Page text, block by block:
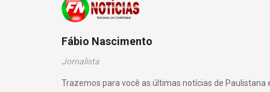
Fábio Nascimento
Jornalista
Trazemos para você as últimas notícias de Paulistana